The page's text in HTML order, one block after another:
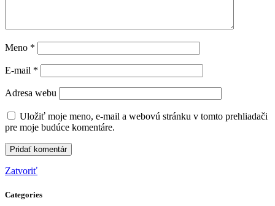
Meno *
E-mail *
Adresa webu
Uložiť moje meno, e-mail a webovú stránku v tomto prehliadači
pre moje budúce komentáre.
Zatvoriť
Categories